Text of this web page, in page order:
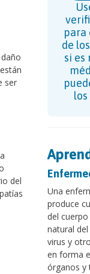
ser
del
para
de
si es
Una
produce
del
natural
virus y
en forma
órganos y